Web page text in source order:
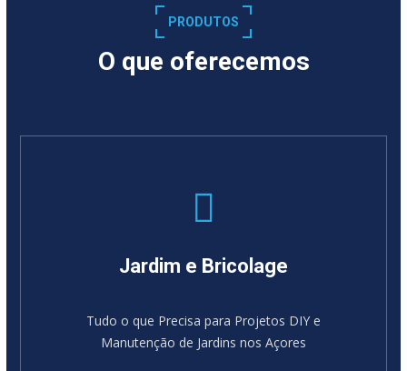
PRODUTOS
O que oferecemos
Jardim e Bricolage
Tudo o que Precisa para Projetos DIY e
Manutenção de Jardins nos Açores